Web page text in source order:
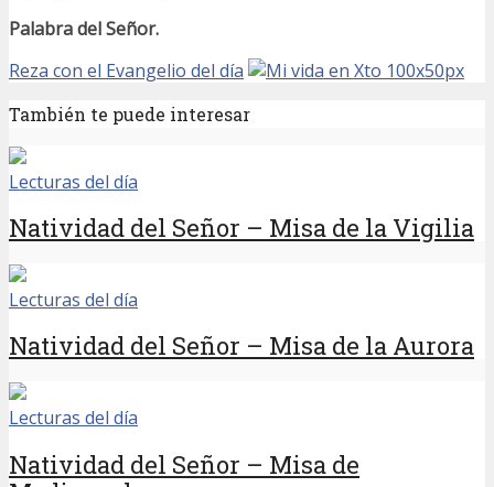
Palabra del Señor.
Reza con el Evangelio del día
También te puede interesar
Lecturas del día
Natividad del Señor – Misa de la Vigilia
Lecturas del día
Natividad del Señor – Misa de la Aurora
Lecturas del día
Natividad del Señor – Misa de